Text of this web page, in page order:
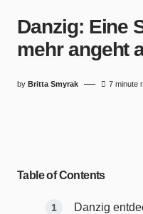
Danzig: Eine
mehr angeht
by Britta Smyrak 7 minute
Table of Contents
Danzig